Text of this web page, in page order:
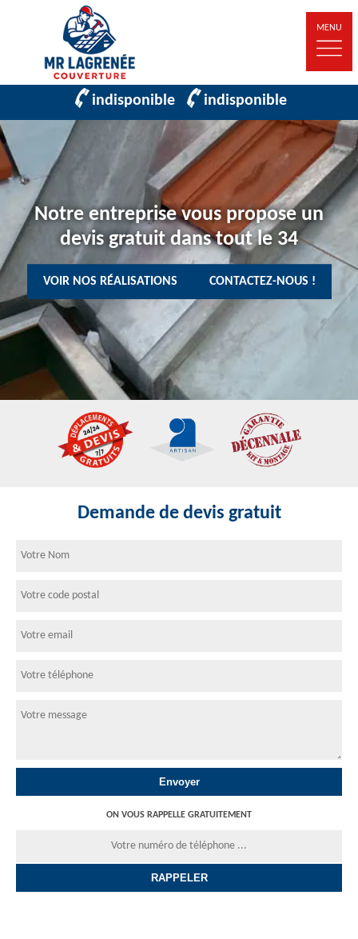
MENU
indisponible indisponible
Notre entreprise vous propose un
devis gratuit dans tout le 34
VOIR NOS RÉALISATIONS CONTACTEZ-NOUS !
Demande de devis gratuit
ON VOUS RAPPELLE GRATUITEMENT